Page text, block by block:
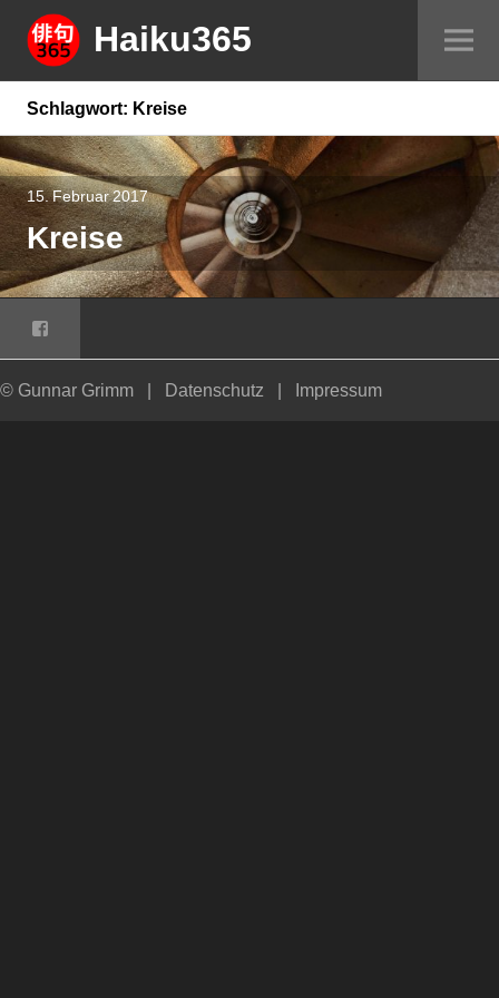
Springe
zum
Inhalt
Haiku365
Schlagwort: Kreise
15. Februar 2017
Kreise
Facebook
© Gunnar Grimm | Datenschutz | Impressum